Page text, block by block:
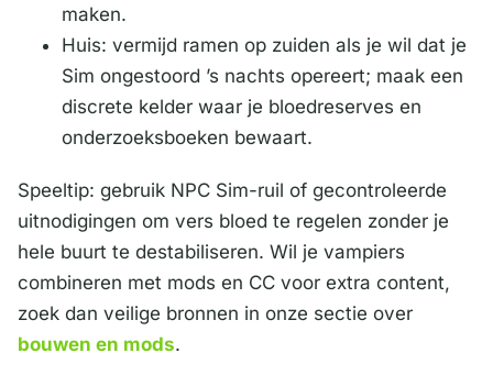
maken.
Huis: vermijd ramen op zuiden als je wil dat je
Sim ongestoord ’s nachts opereert; maak een
discrete kelder waar je bloedreserves en
onderzoeksboeken bewaart.
Speeltip: gebruik NPC Sim-ruil of gecontroleerde
uitnodigingen om vers bloed te regelen zonder je
hele buurt te destabiliseren. Wil je vampiers
combineren met mods en CC voor extra content,
zoek dan veilige bronnen in onze sectie over
bouwen en mods.